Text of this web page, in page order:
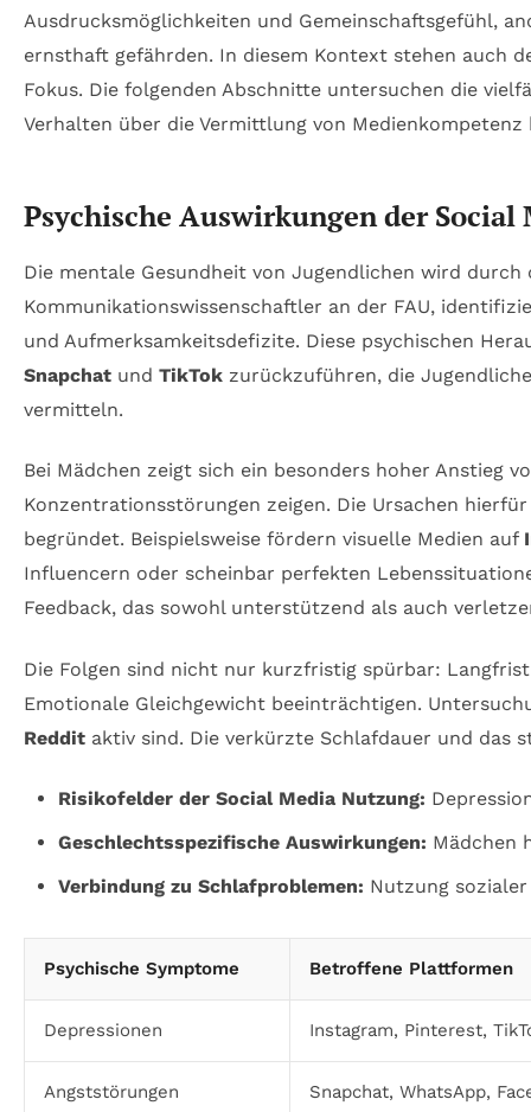
Ausdrucksmöglichkeiten und Gemeinschaftsgefühl,
ernsthaft gefährden. In diesem Kontext stehen auch
Fokus. Die folgenden Abschnitte untersuchen die
Verhalten über die Vermittlung von
Psychische Auswirkungen der
Die mentale Gesundheit von Jugendlichen wird
Kommunikationswissenschaftler an der FAU,
und Aufmerksamkeitsdefizite. Diese psychischen
Snapchat und TikTok zurückzuführen, die
vermitteln.
Bei Mädchen zeigt sich ein besonders hoher Anstieg
Konzentrationsstörungen zeigen. Die Ursachen
begründet. Beispielsweise fördern visuelle Medien auf
Influencern oder scheinbar perfekten
Feedback, das sowohl unterstützend als auch
Die Folgen sind nicht nur kurzfristig spürbar:
Emotionale Gleichgewicht beeinträchtigen.
Reddit aktiv sind. Die verkürzte Schlafdauer und das
Risikofelder der Social Media Nutzung:
Geschlechtsspezifische Auswirkungen: Mädchen
Verbindung zu Schlafproblemen: Nutzung
Psychische Symptome Betroffene Plattformen
Depressionen Instagram, Pinterest,
Angststörungen Snapchat, WhatsApp,